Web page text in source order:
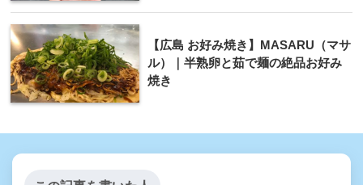
【広島 お好み焼き】MASARU（マサ
ル）｜半熟卵と茹で麺の絶品お好み
焼き